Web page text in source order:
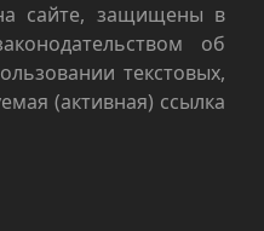
сайте, защищены в
об
текстовых,
(активная) ссылка